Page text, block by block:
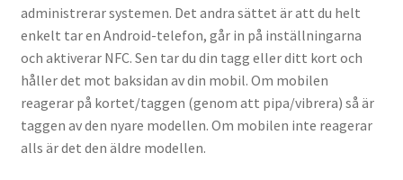
administrerar systemen. Det andra sättet är att du helt
enkelt tar en Android-telefon, går in på inställningarna
och aktiverar NFC. Sen tar du din tagg eller ditt kort och
håller det mot baksidan av din mobil. Om mobilen
reagerar på kortet/taggen (genom att pipa/vibrera) så är
taggen av den nyare modellen. Om mobilen inte reagerar
alls är det den äldre modellen.